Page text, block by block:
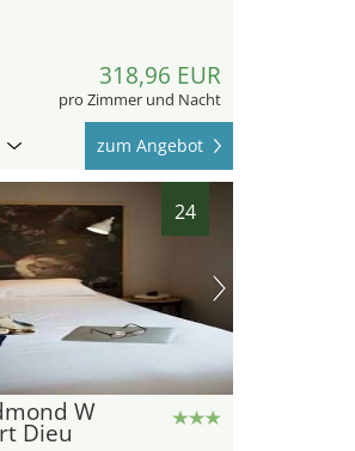
318,96 EUR
pro Zimmer und Nacht
zum Angebot
24
W
Dieu